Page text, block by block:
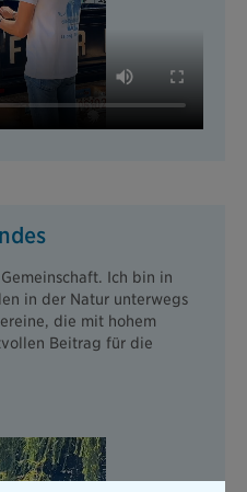
Ich bin in
in der Natur unterwegs
die mit hohem
Beitrag für die